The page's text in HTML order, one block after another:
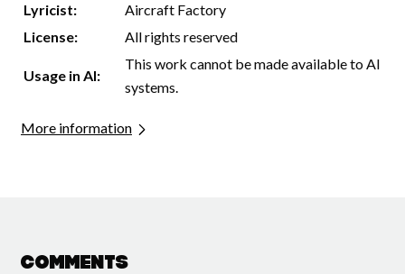
Lyricist:
Aircraft Factory
License:
All rights reserved
Usage in AI:
This work cannot be made available to AI
systems.
More information
Comments